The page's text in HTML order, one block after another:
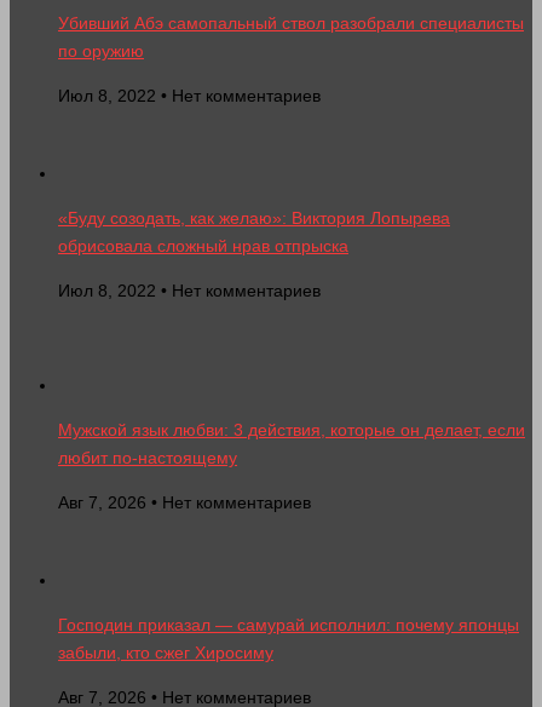
Убивший Абэ самопальный ствол разобрали специалисты
по оружию
Июл 8, 2022 • Нет комментариев
«Буду созодать, как желаю»: Виктория Лопырева
обрисовала сложный нрав отпрыска
Июл 8, 2022 • Нет комментариев
Мужской язык любви: 3 действия, которые он делает, если
любит по-настоящему
Авг 7, 2026 • Нет комментариев
Господин приказал — самурай исполнил: почему японцы
забыли, кто сжег Хиросиму
Авг 7, 2026 • Нет комментариев